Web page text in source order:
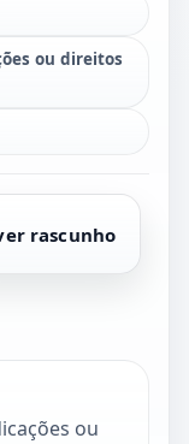
ou direitos
rascunho
ou